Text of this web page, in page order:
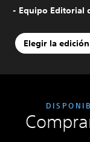
- Equipo Editorial
Elegir la